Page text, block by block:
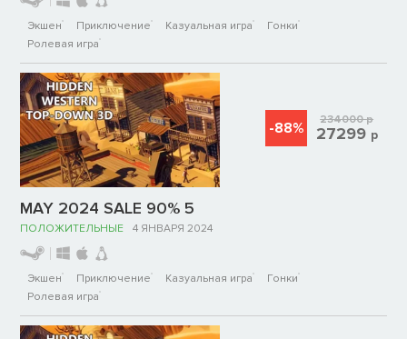
Экшен Приключение Казуальная игра
Гонки
Ролевая игра
MAY 2024 SALE 90% 5
ПОЛОЖИТЕЛЬНЫЕ 4 ЯНВАРЯ 2024
Экшен Приключение Казуальная игра
Гонки
Ролевая игра
-88% 234000р
27299 р